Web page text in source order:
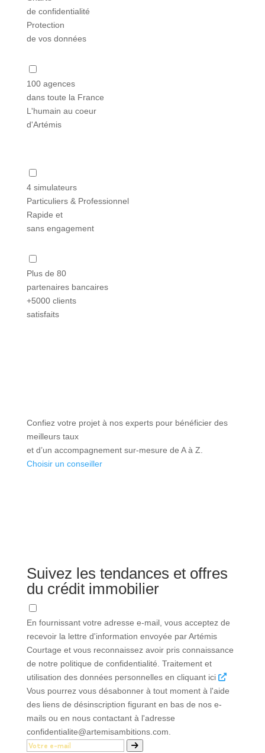
de confidentialité
Protection
de vos données
100 agences
dans toute la France
L'humain au coeur
d'Artémis
4 simulateurs
Particuliers & Professionnel
Rapide et
sans engagement
Plus de 80
partenaires bancaires
+5000 clients
satisfaits
Confiez votre projet à nos experts pour bénéficier des
meilleurs taux
et d’un accompagnement sur-mesure de A à Z.
Choisir un conseiller
Suivez les tendances et offres
du crédit immobilier
En fournissant votre adresse e-mail, vous acceptez de
recevoir la lettre d'information envoyée par Artémis
Courtage et vous reconnaissez avoir pris connaissance
de notre politique de confidentialité. Traitement et
utilisation des données personnelles en cliquant ici
Vous pourrez vous désabonner à tout moment à l'aide
des liens de désinscription figurant en bas de nos e-
mails ou en nous contactant à l'adresse
confidentialite@artemisambitions.com.